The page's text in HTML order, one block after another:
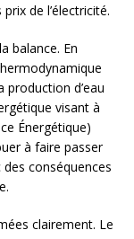
de l’électricité.
balance. En
production d’eau
visant à
Énergétique)
à faire passer
des conséquences
clairement. Le